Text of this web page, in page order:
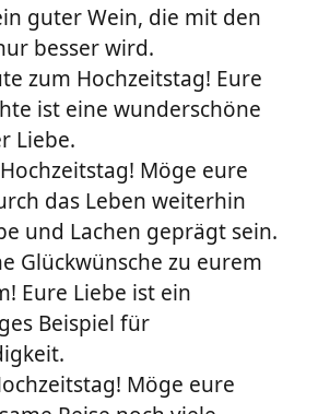
guter Wein, die mit den
besser wird.
zum Hochzeitstag! Eure
ist eine wunderschöne
Liebe.
Möge eure
das Leben weiterhin
und Lachen geprägt sein.
Glückwünsche zu eurem
Eure Liebe ist ein
Beispiel für
Möge eure